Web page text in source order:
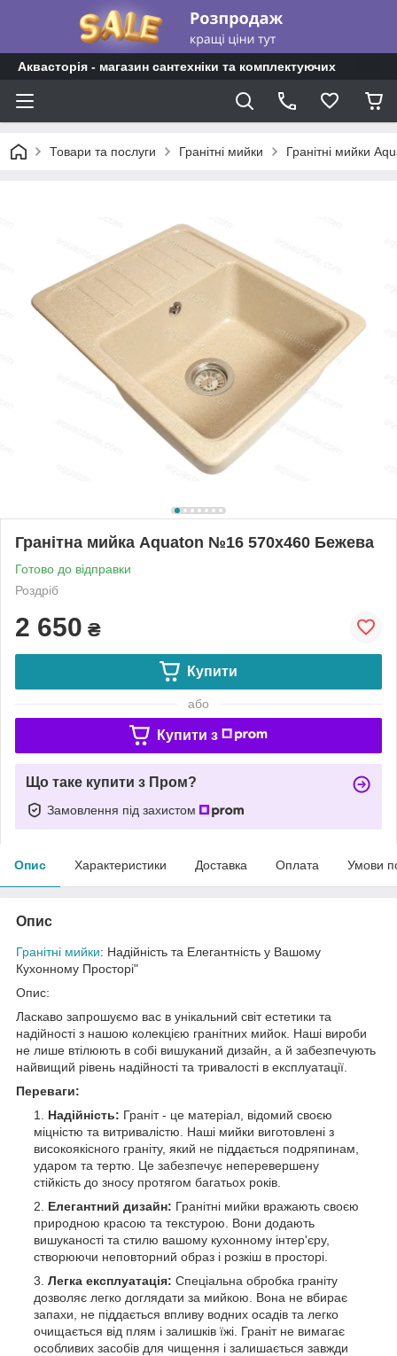
Аквасторія - магазин сантехніки та комплектуючих
Товари та послуги Гранітні мийки Гранітні мийки
Гранітна мийка Aquaton №16 570х460 Бежева
Готово до відправки
Роздріб
2 650 ₴
Купити
або
Купити з
Що таке купити з Пром?
Замовлення під захистом
Опис Характеристики Доставка Оплата Умови
Опис
Гранітні мийки: Надійність та Елегантність у Вашому
Кухонному Просторі"
Опис:
Ласкаво запрошуємо вас в унікальний світ естетики та
надійності з нашою колекцією гранітних мийок. Наші вироби
не лише втілюють в собі вишуканий дизайн, а й забезпечують
найвищий рівень надійності та тривалості в експлуатації.
Переваги:
Надійність: Граніт - це матеріал, відомий своєю
міцністю та витривалістю. Наші мийки виготовлені з
високоякісного граніту, який не піддається подряпинам,
ударом та тертю. Це забезпечує неперевершену
стійкість до зносу протягом багатьох років.
Елегантний дизайн: Гранітні мийки вражають своєю
природною красою та текстурою. Вони додають
вишуканості та стилю вашому кухонному інтер'єру,
створюючи неповторний образ і розкіш в просторі.
Легка експлуатація: Спеціальна обробка граніту
дозволяє легко доглядати за мийкою. Вона не вбирає
запахи, не піддається впливу водних осадів та легко
очищається від плям і залишків їжі. Граніт не вимагає
особливих засобів для чищення і залишається завжди